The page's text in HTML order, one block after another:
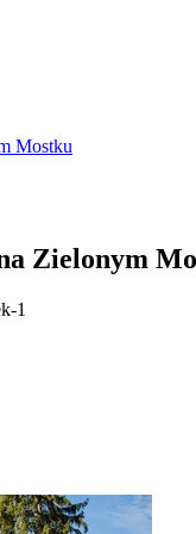
Mostku
Zielonym